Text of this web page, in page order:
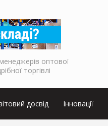
оптової
торгівлі
досвід Інновації